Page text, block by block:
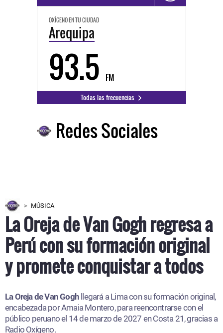
OXÍGENO EN TU CIUDAD
Arequipa
93.5 FM
Todas las frecuencias
Redes Sociales
MÚSICA
La Oreja de Van Gogh regresa a
Perú con su formación original
y promete conquistar a todos
La Oreja de Van Gogh llegará a Lima con su formación original,
encabezada por Amaia Montero, para reencontrarse con el
público peruano el 14 de marzo de 2027 en Costa 21, gracias a
Radio Oxígeno.